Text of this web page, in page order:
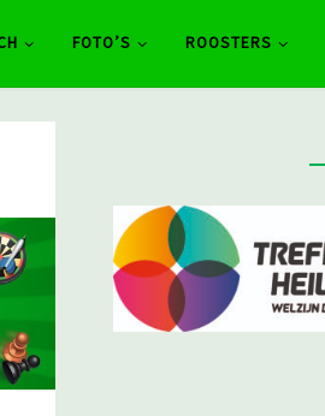
FOTO’S ROOSTERS